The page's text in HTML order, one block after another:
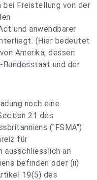
bei Freistellung von der
und anwendbarer
(Hier bedeutet
Amerika, dessen
Bundesstaat und der
noch eine
21 des
("FSMA")
für
an
befinden oder (ii)
19(5) des